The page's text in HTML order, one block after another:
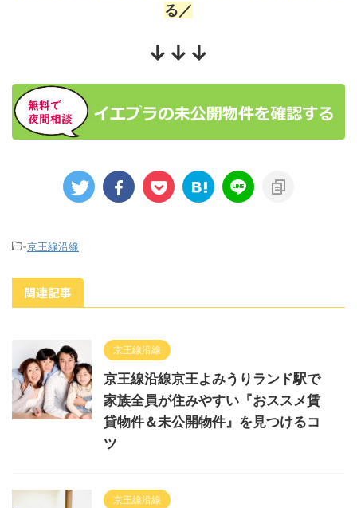
る／
↓↓↓
-京王線沿線
関連記事
京王線沿線
京王線沿線京王よみうりランド駅で
家族全員が住みやすい『おススメ賃
貸物件＆未公開物件』を見つけるコ
ツ
京王線沿線